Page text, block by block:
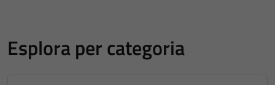
Esplora per categoria